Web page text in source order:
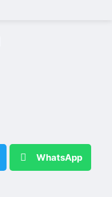
WhatsApp